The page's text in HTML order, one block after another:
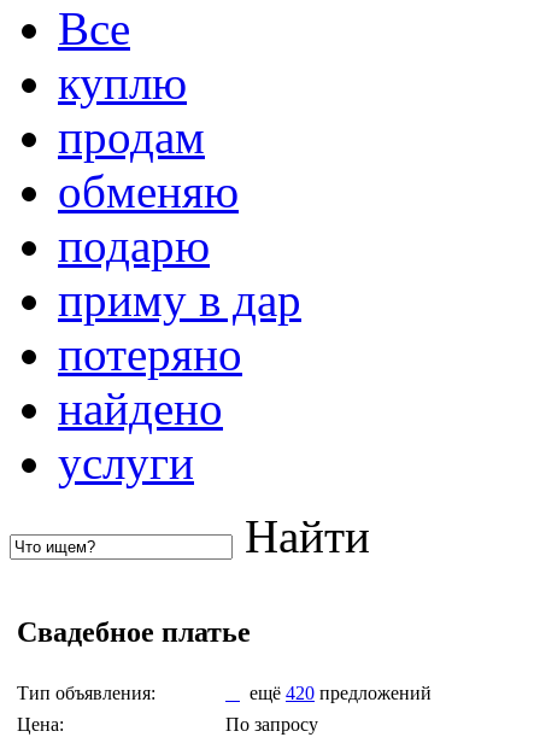
Все
куплю
продам
обменяю
подарю
приму в дар
потеряно
найдено
услуги
Найти
Свадебное платье
Тип объявления: ещё 420 предложений
Цена:
По запросу